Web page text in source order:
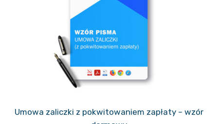
Umowa zaliczki z pokwitowaniem zapłaty – wzór